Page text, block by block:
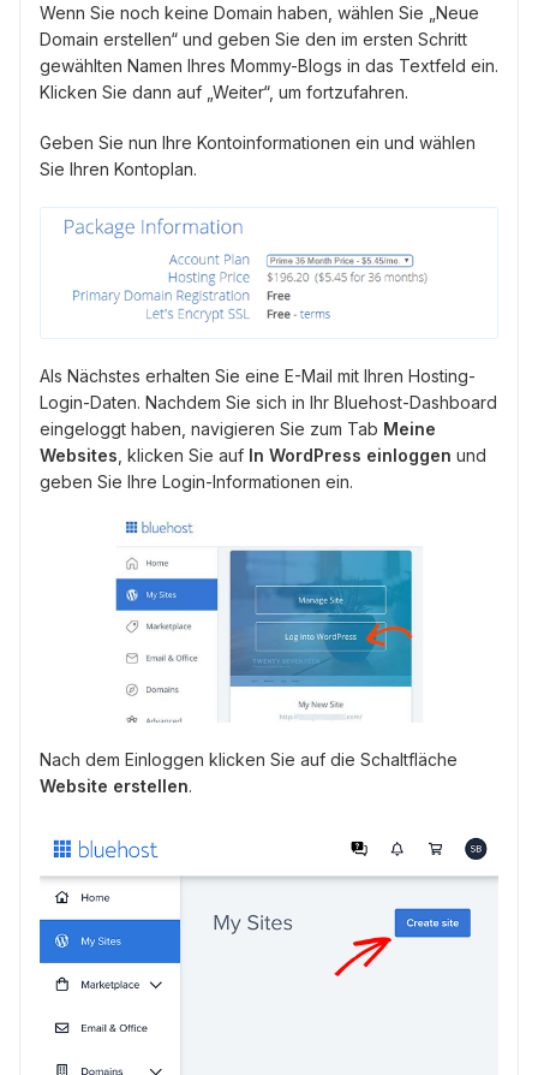
Wenn Sie noch keine Domain haben, wählen Sie „Neue
Domain erstellen“ und geben Sie den im ersten Schritt
gewählten Namen Ihres Mommy-Blogs in das Textfeld ein.
Klicken Sie dann auf „Weiter“, um fortzufahren.
Geben Sie nun Ihre Kontoinformationen ein und wählen
Sie Ihren Kontoplan.
Als Nächstes erhalten Sie eine E-Mail mit Ihren Hosting-
Login-Daten. Nachdem Sie sich in Ihr Bluehost-Dashboard
eingeloggt haben, navigieren Sie zum Tab Meine
Websites, klicken Sie auf In WordPress einloggen und
geben Sie Ihre Login-Informationen ein.
Nach dem Einloggen klicken Sie auf die Schaltfläche
Website erstellen.